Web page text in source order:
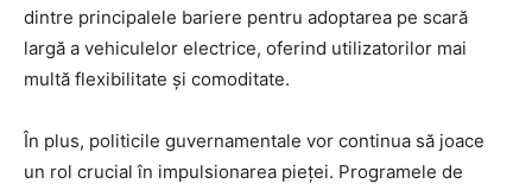
dintre principalele bariere pentru adoptarea pe scară
largă a vehiculelor electrice, oferind utilizatorilor mai
multă flexibilitate și comoditate.
În plus, politicile guvernamentale vor continua să joace
un rol crucial în impulsionarea pieței. Programele de